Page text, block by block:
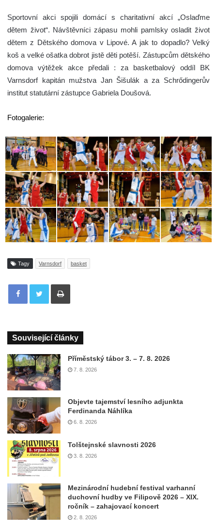
Sportovní akci spojili domácí s charitativní akcí „Oslaďme
dětem život“. Návštěvníci zápasu mohli pamlsky osladit život
dětem z Dětského domova v Lipové. A jak to dopadlo? Velký
koš a velké ošatka dobrot jistě děti potěší. Zástupcům dětského
domova výtěžek akce předali : za basketbalový oddíl BK
Varnsdorf kapitán mužstva Jan Šišulák a za Schrődingerův
institut statutární zástupce Gabriela Doušová.
Fotogalerie:
Tagy Varnsdorf basket
Tisknout
Související články
Příměstský tábor 3. – 7. 8. 2026
7. 8. 2026
Objevte tajemství lesního adjunkta
Ferdinanda Náhlíka
6. 8. 2026
Tolštejnské slavnosti 2026
3. 8. 2026
Mezinárodní hudební festival varhanní
duchovní hudby ve Filipově 2026 – XIX.
ročník – zahajovací koncert
2. 8. 2026